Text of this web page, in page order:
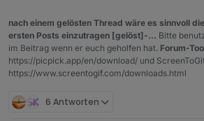
nach einem gelösten Thread wäre es sinnvoll
ersten Posts einzutragen [gelöst]-... Bitte
im Beitrag wenn er euch geholfen hat. Forum-
https://picpick.app/en/download/ und
https://www.screentogif.com/downloads.html
6 Antworten